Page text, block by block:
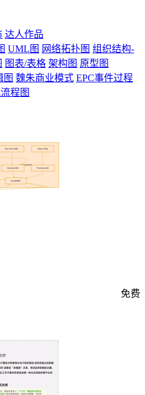
达人作品
UML图 网络拓扑图 组织结构-
图表/表格 架构图 原型图
图 魏朱商业模式 EPC事件过程
程图
免费